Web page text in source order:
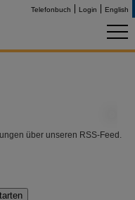
Telefonbuch Login English
über unseren RSS-Feed.